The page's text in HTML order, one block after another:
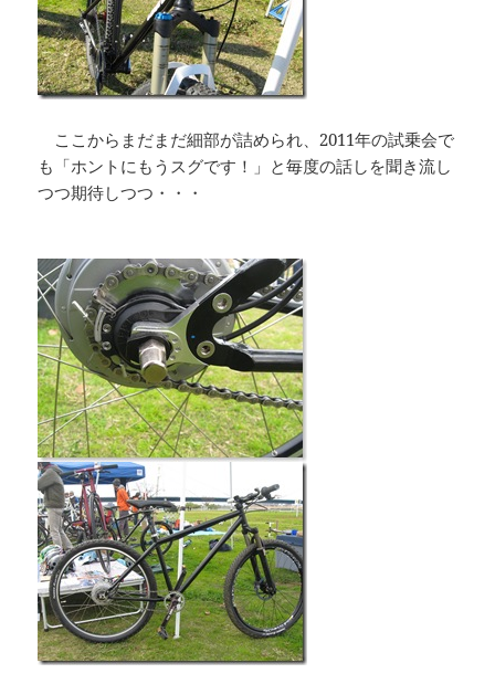
ここからまだまだ細部が詰められ、2011年の試乗会で
も「ホントにもうスグです！」と毎度の話しを聞き流し
つつ期待しつつ・・・